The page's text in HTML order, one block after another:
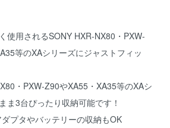
使用されるSONY HXR-NX80・PXW-
等のXAシリーズにジャストフィッ
・PXW-Z90やXA55・XA35等のXAシ
ま3台ぴったり収納可能です！
プタやバッテリーの収納もOK